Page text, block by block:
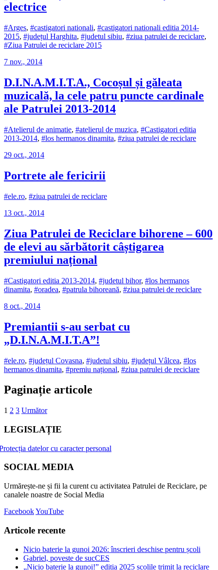
electrice
#Arges, #castigatori nationali, #castigatori nationali editia 2014-
2015, #județul Harghita, #judetul sibiu, #ziua patrulei de reciclare,
#Ziua Patrulei de reciclare 2015
7 nov., 2014
D.I.N.A.M.I.T.A., Cocoșul și găleata
muzicală, la cele patru puncte cardinale
ale Patrulei 2013-2014
#Atelierul de animatie, #atelierul de muzica, #Castigatori editia
2013-2014, #los hermanos dinamita, #ziua patrulei de reciclare
29 oct., 2014
Portrete ale fericirii
#ele.ro, #ziua patrulei de reciclare
13 oct., 2014
Ziua Patrulei de Reciclare bihorene – 600
de elevi au sărbătorit câștigarea
premiului național
#Castigatori editia 2013-2014, #judetul bihor, #los hermanos
dinamita, #oradea, #patrula bihoreană, #ziua patrulei de reciclare
8 oct., 2014
Premiantii s-au serbat cu
„D.I.N.A.M.I.T.A”!
#ele.ro, #județul Covasna, #judetul sibiu, #județul Vâlcea, #los
hermanos dinamita, #premiu național, #ziua patrulei de reciclare
Paginație articole
1 2 3 Următor
LEGISLAȚIE
datelor cu caracter personal
SOCIAL MEDIA
Urmărește-ne și fii la curent cu activitatea Patrulei de Reciclare, pe
canalele noastre de Social Media
FacebookYouTube
Articole recente
Nicio baterie la gunoi 2026: înscrieri deschise pentru școli
Gabriel, poveste de sucCES
„Nicio baterie la gunoi!” ediția 2025 scolile trimit la reciclare